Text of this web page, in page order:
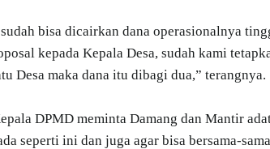
bisa dicairkan dana operasionalnya
kepada Kepala Desa, sudah kami
Desa maka dana itu dibagi dua,” terangnya.
DPMD meminta Damang dan Mantir
seperti ini dan juga agar bisa bersama-